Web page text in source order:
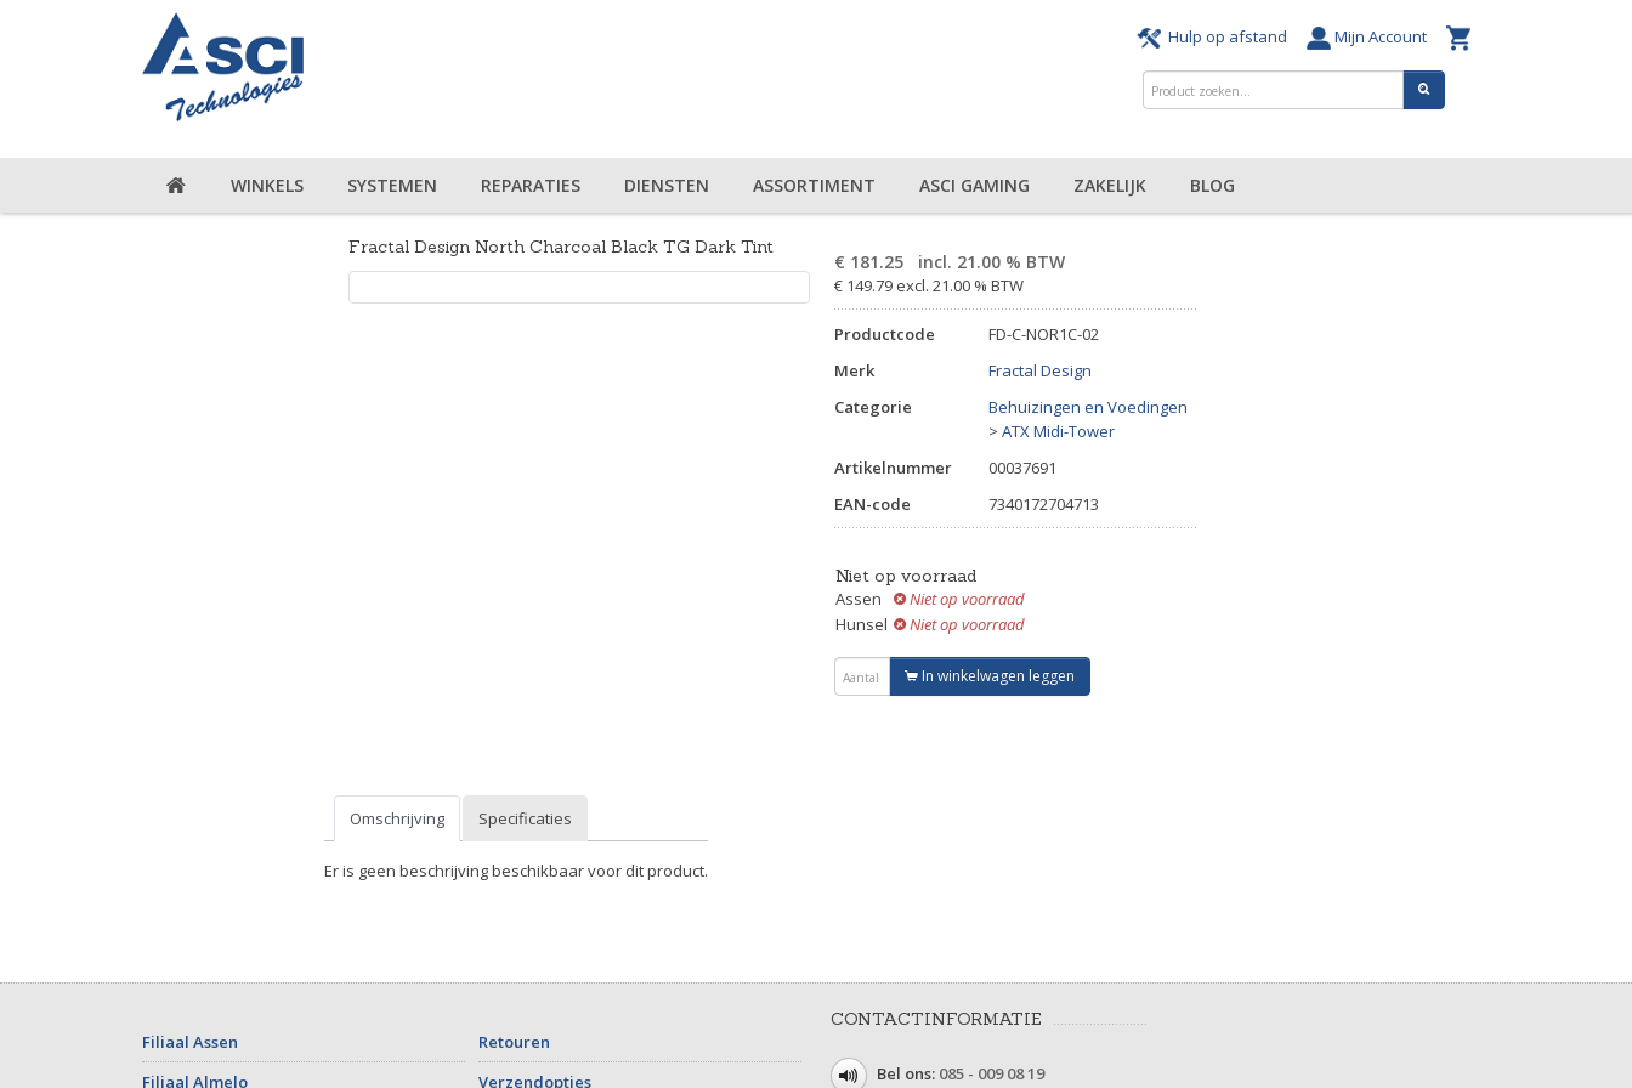
Hulp op afstand Mijn Account
WINKELS SYSTEMEN REPARATIES DIENSTEN ASSORTIMENT ASCI GAMING ZAKELIJK BLOG
Fractal Design North Charcoal Black TG Dark Tint
€ 181.25 incl. 21.00 % BTW
€ 149.79 excl. 21.00 % BTW
Productcode
FD-C-NOR1C-02
Merk
Fractal Design
Categorie
Behuizingen en Voedingen
> ATX Midi-Tower
Artikelnummer
00037691
EAN-code
7340172704713
Niet op voorraad
Assen
Niet op voorraad
Hunsel
Niet op voorraad
In winkelwagen leggen
Omschrijving Specificaties
Er is geen beschrijving beschikbaar voor dit product.
Filiaal Assen
Filiaal Almelo
Retouren
Verzendopties
CONTACTINFORMATIE
Bel ons: 085 - 009 08 19